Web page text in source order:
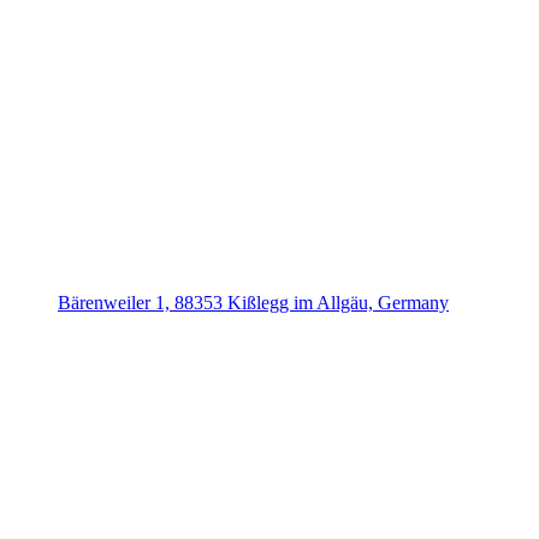
Bärenweiler 1, 88353 Kißlegg im Allgäu, Germany